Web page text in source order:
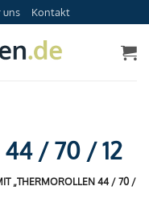
uns Kontakt
44 / 70 / 12
„THERMOROLLEN 44 / 70 /